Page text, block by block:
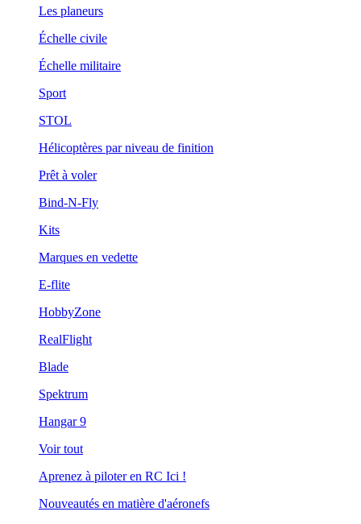
Les planeurs
Échelle civile
Échelle militaire
Sport
STOL
Hélicoptères par niveau de finition
Prêt à voler
Bind-N-Fly
Kits
Marques en vedette
E-flite
HobbyZone
RealFlight
Blade
Spektrum
Hangar 9
Voir tout
Aprenez à piloter en RC Ici !
Nouveautés en matière d'aéronefs